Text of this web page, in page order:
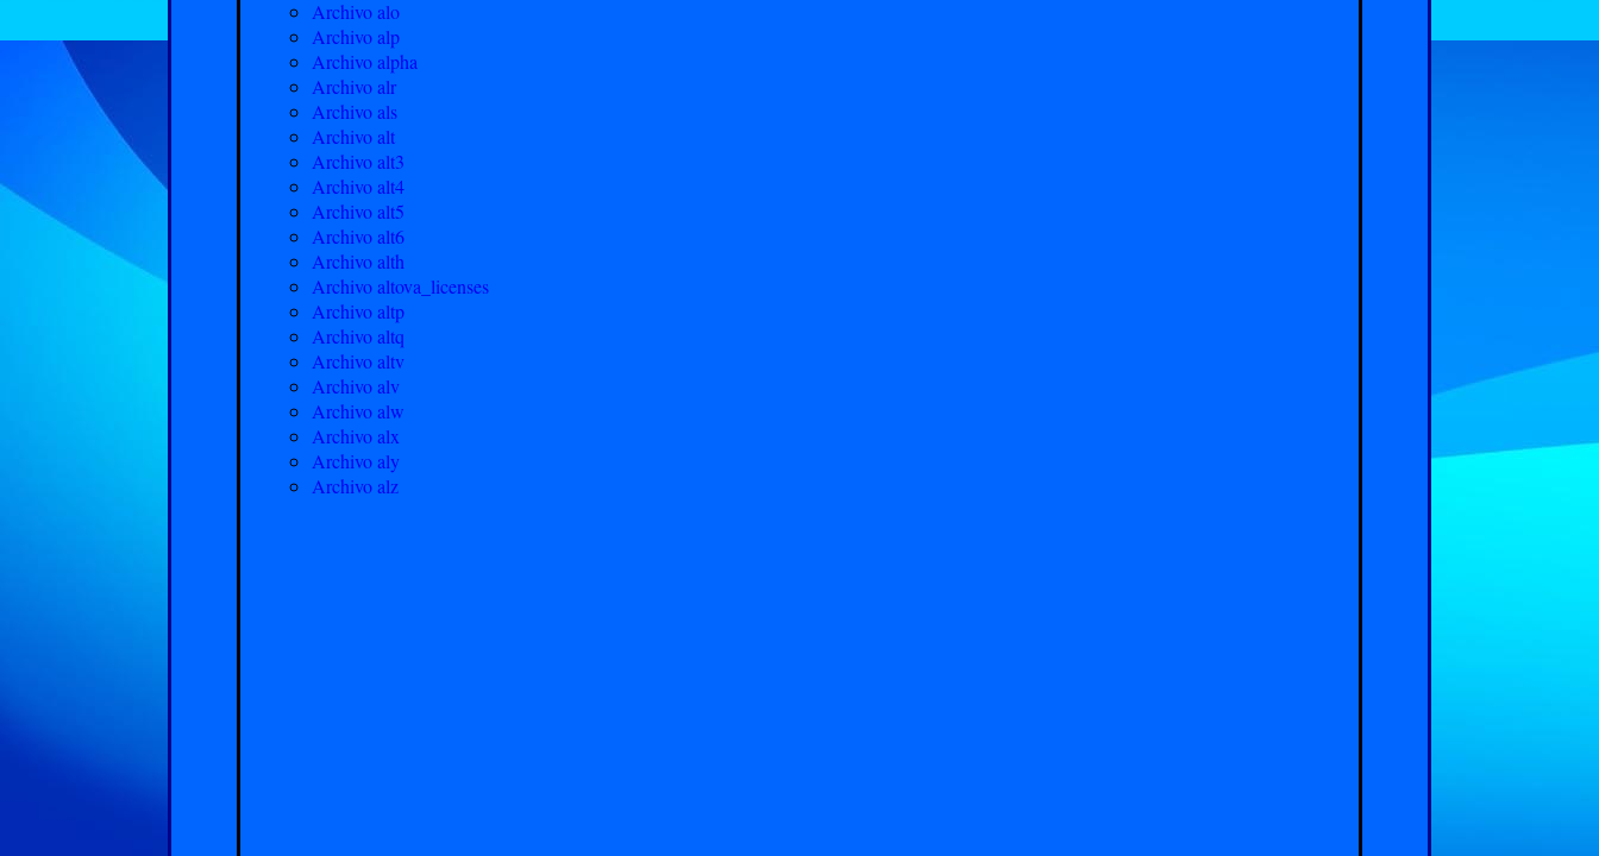
Archivo alo
Archivo alp
Archivo alpha
Archivo alr
Archivo als
Archivo alt
Archivo alt3
Archivo alt4
Archivo alt5
Archivo alt6
Archivo alth
Archivo altova_licenses
Archivo altp
Archivo altq
Archivo altv
Archivo alv
Archivo alw
Archivo alx
Archivo aly
Archivo alz